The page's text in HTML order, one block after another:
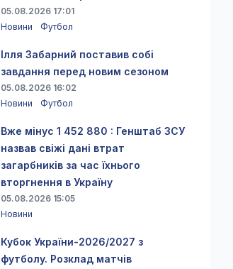
05.08.2026 17:01
Новини
Футбол
Ілля Забарний поставив собі
завдання перед новим сезоном
05.08.2026 16:02
Новини
Футбол
Вже мінус 1 452 880 : Генштаб ЗСУ
назвав свіжі дані втрат
загарбників за час їхнього
вторгнення в Україну
05.08.2026 15:05
Новини
Кубок України-2026/2027 з
футболу. Розклад матчів